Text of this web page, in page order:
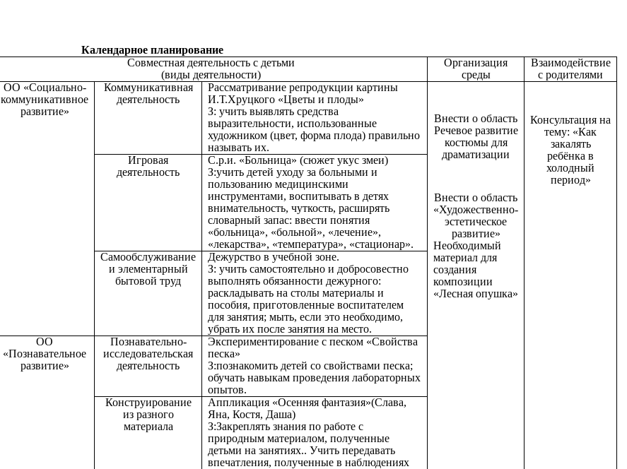
Календарное планирование
Совместная деятельность с детьми
(виды деятельности)
Организация
среды
Взаимодействие
с родителями
ОО «Социально-
коммуникативное
развитие»
Коммуникативная
деятельность
Рассматривание репродукции картины
И.Т.Хруцкого «Цветы и плоды»
З: учить выявлять средства
выразительности, использованные
художником (цвет, форма плода) правильно
называть их.
Внести о область
Речевое развитие
костюмы для
драматизации
Внести о область
«Художественно-
эстетическое
развитие»
Необходимый
материал для
создания
композиции
«Лесная опушка»
Консультация на
тему: «Как
закалять
ребёнка в
холодный
период»
Игровая
деятельность
С.р.и. «Больница» (сюжет укус змеи)
З:учить детей уходу за больными и
пользованию медицинскими
инструментами, воспитывать в детях
внимательность, чуткость, расширять
словарный запас: ввести понятия
«больница», «больной», «лечение»,
«лекарства», «температура», «стационар».
Самообслуживание
и элементарный
бытовой труд
Дежурство в учебной зоне.
З: учить самостоятельно и добросовестно
выполнять обязанности дежурного:
раскладывать на столы материалы и
пособия, приготовленные воспитателем
для занятия; мыть, если это необходимо,
убрать их после занятия на место.
ОО
«Познавательное
развитие»
Познавательно-
исследовательская
деятельность
Экспериментирование с песком «Свойства
песка»
З:познакомить детей со свойствами песка;
обучать навыкам проведения лабораторных
опытов.
Конструирование
из разного
материала
Аппликация «Осенняя фантазия»(Слава,
Яна, Костя, Даша)
З:Закреплять знания по работе с
природным материалом, полученные
детьми на занятиях.. Учить передавать
впечатления, полученные в наблюдениях